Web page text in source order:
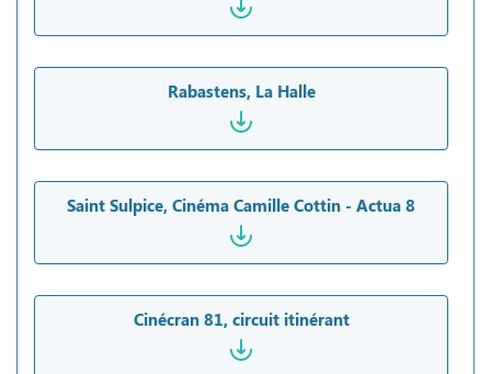
Rabastens, La Halle
Saint Sulpice, Cinéma Camille Cottin - Actua 8
Cinécran 81, circuit itinérant